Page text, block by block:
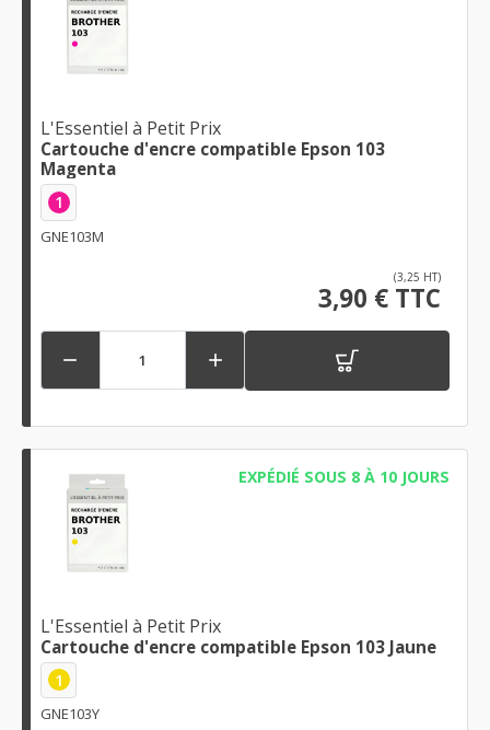
L'Essentiel à Petit Prix
Cartouche d'encre compatible Epson 103
Magenta
1
GNE103M
(3,25 HT)
3,90 € TTC
 
EXPÉDIÉ SOUS 8 À 10 JOURS
L'Essentiel à Petit Prix
Cartouche d'encre compatible Epson 103 Jaune
1
GNE103Y